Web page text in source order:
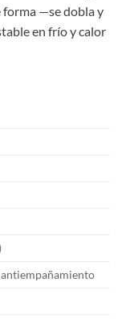
forma —se dobla y
en frío y calor